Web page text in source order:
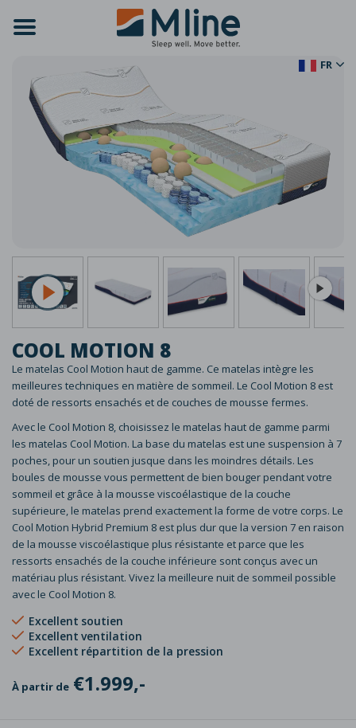
FR
COOL MOTION 8
Le matelas Cool Motion haut de gamme. Ce matelas intègre les
meilleures techniques en matière de sommeil. Le Cool Motion 8 est
doté de ressorts ensachés et de couches de mousse fermes.
Avec le Cool Motion 8, choisissez le matelas haut de gamme parmi
les matelas Cool Motion. La base du matelas est une suspension à 7
poches, pour un soutien jusque dans les moindres détails. Les
boules de mousse vous permettent de bien bouger pendant votre
sommeil et grâce à la mousse viscoélastique de la couche
supérieure, le matelas prend exactement la forme de votre corps. Le
Cool Motion Hybrid Premium 8 est plus dur que la version 7 en raison
de la mousse viscoélastique plus résistante et parce que les
ressorts ensachés de la couche inférieure sont conçus avec un
matériau plus résistant. Vivez la meilleure nuit de sommeil possible
avec le Cool Motion 8.
Excellent soutien
Excellent ventilation
Excellent répartition de la pression
À partir de €1.999,-